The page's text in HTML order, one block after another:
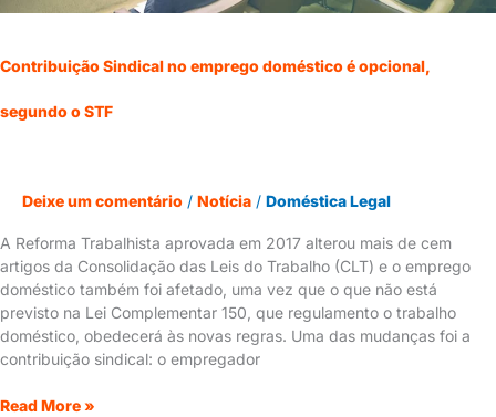
Contribuição Sindical no emprego doméstico é opcional,
segundo o STF
Deixe um comentário / Notícia / Doméstica Legal
A Reforma Trabalhista aprovada em 2017 alterou mais de cem
artigos da Consolidação das Leis do Trabalho (CLT) e o emprego
doméstico também foi afetado, uma vez que o que não está
previsto na Lei Complementar 150, que regulamento o trabalho
doméstico, obedecerá às novas regras. Uma das mudanças foi a
contribuição sindical: o empregador
Read More »